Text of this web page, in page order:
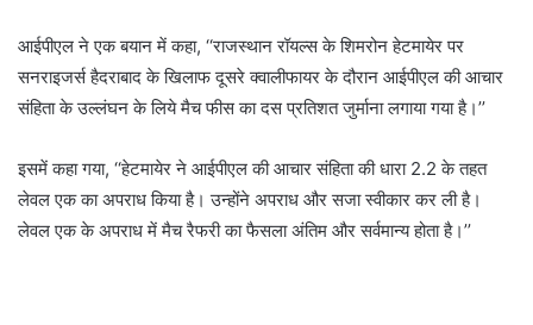
आईपीएल ने एक बयान में कहा, ‘‘राजस्थान रॉयल्स के शिमरोन हेटमायेर पर
सनराइजर्स हैदराबाद के खिलाफ दूसरे क्वालीफायर के दौरान आईपीएल की आचार
संहिता के उल्लंघन के लिये मैच फीस का दस प्रतिशत जुर्माना लगाया गया है।’’
इसमें कहा गया, ‘‘हेटमायेर ने आईपीएल की आचार संहिता की धारा 2.2 के तहत
लेवल एक का अपराध किया है। उन्होंने अपराध और सजा स्वीकार कर ली है।
लेवल एक के अपराध में मैच रैफरी का फैसला अंतिम और सर्वमान्य होता है।’’